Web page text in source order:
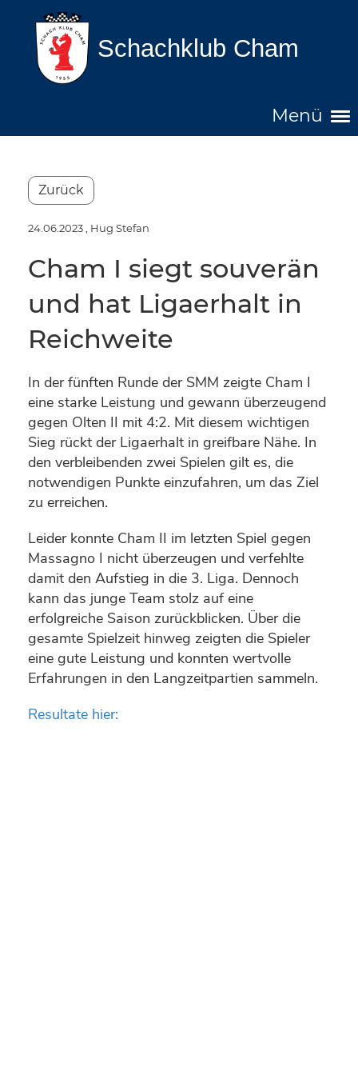
Schachklub Cham
Menü
Zurück
24.06.2023 , Hug Stefan
Cham I siegt souverän
und hat Ligaerhalt in
Reichweite
In der fünften Runde der SMM zeigte Cham I
eine starke Leistung und gewann überzeugend
gegen Olten II mit 4:2. Mit diesem wichtigen
Sieg rückt der Ligaerhalt in greifbare Nähe. In
den verbleibenden zwei Spielen gilt es, die
notwendigen Punkte einzufahren, um das Ziel
zu erreichen.
Leider konnte Cham II im letzten Spiel gegen
Massagno I nicht überzeugen und verfehlte
damit den Aufstieg in die 3. Liga. Dennoch
kann das junge Team stolz auf eine
erfolgreiche Saison zurückblicken. Über die
gesamte Spielzeit hinweg zeigten die Spieler
eine gute Leistung und konnten wertvolle
Erfahrungen in den Langzeitpartien sammeln.
Resultate hier: